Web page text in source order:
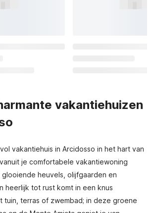
vakantiehuizen
vakantiehuis in Arcidosso in het hart van
je comfortabele vakantiewoning
heuvels, olijfgaarden en
heerlijk tot rust komt in een knus
tuin, terras of zwembad; in deze groene